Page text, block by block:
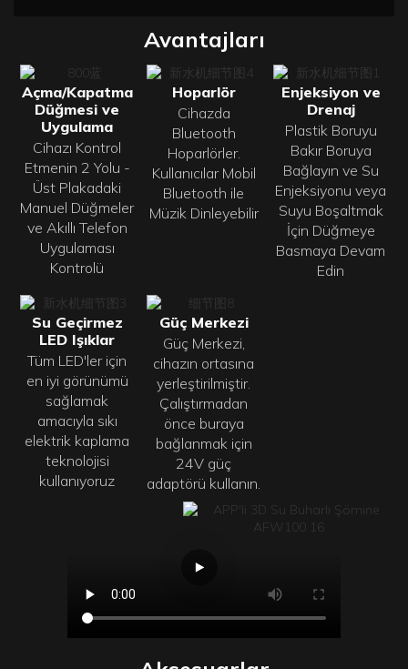
Avantajları
Açma/Kapatma
Düğmesi ve
Uygulama
Cihazı Kontrol
Etmenin 2 Yolu -
Üst Plakadaki
Manuel Düğmeler
ve Akıllı Telefon
Uygulaması
Kontrolü
Hoparlör
Cihazda
Bluetooth
Hoparlörler.
Kullanıcılar Mobil
Bluetooth ile
Müzik Dinleyebilir
Enjeksiyon ve
Drenaj
Plastik Boruyu
Bakır Boruya
Bağlayın ve Su
Enjeksiyonu veya
Suyu Boşaltmak
İçin Düğmeye
Basmaya Devam
Edin
Su Geçirmez
LED Işıklar
Tüm LED'ler için
en iyi görünümü
sağlamak
amacıyla sıkı
elektrik kaplama
teknolojisi
kullanıyoruz
Güç Merkezi
Güç Merkezi,
cihazın ortasına
yerleştirilmiştir.
Çalıştırmadan
önce buraya
bağlanmak için
24V güç
adaptörü kullanın.